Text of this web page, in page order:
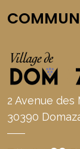
2 Avenue des
30390